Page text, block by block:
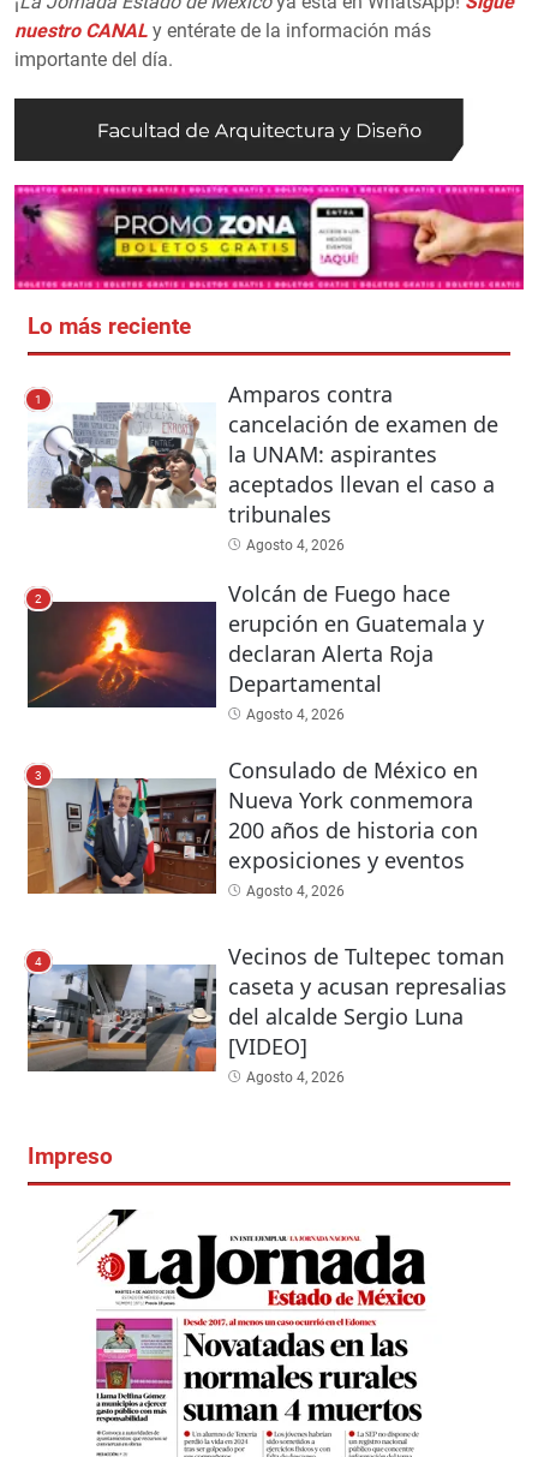
nuestro CANAL y entérate de la información más
importante del día.
Lo más reciente
1
Amparos contra
cancelación de examen de
la UNAM: aspirantes
aceptados llevan el caso a
tribunales
Agosto 4, 2026
2
Volcán de Fuego hace
erupción en Guatemala y
declaran Alerta Roja
Departamental
Agosto 4, 2026
3
Consulado de México en
Nueva York conmemora
200 años de historia con
exposiciones y eventos
Agosto 4, 2026
4
Vecinos de Tultepec toman
caseta y acusan represalias
del alcalde Sergio Luna
[VIDEO]
Agosto 4, 2026
Impreso